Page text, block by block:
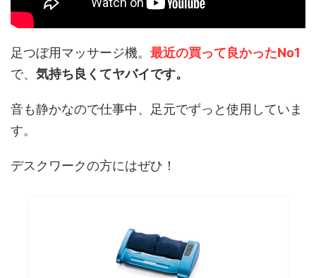
足つぼ用マッサージ機。 最近の買って良かったNo1
で、 気持ち良くてヤバイです。
音も静かなので仕事中、足元でずっと使用していま
す。
デスクワークの方にはぜひ！